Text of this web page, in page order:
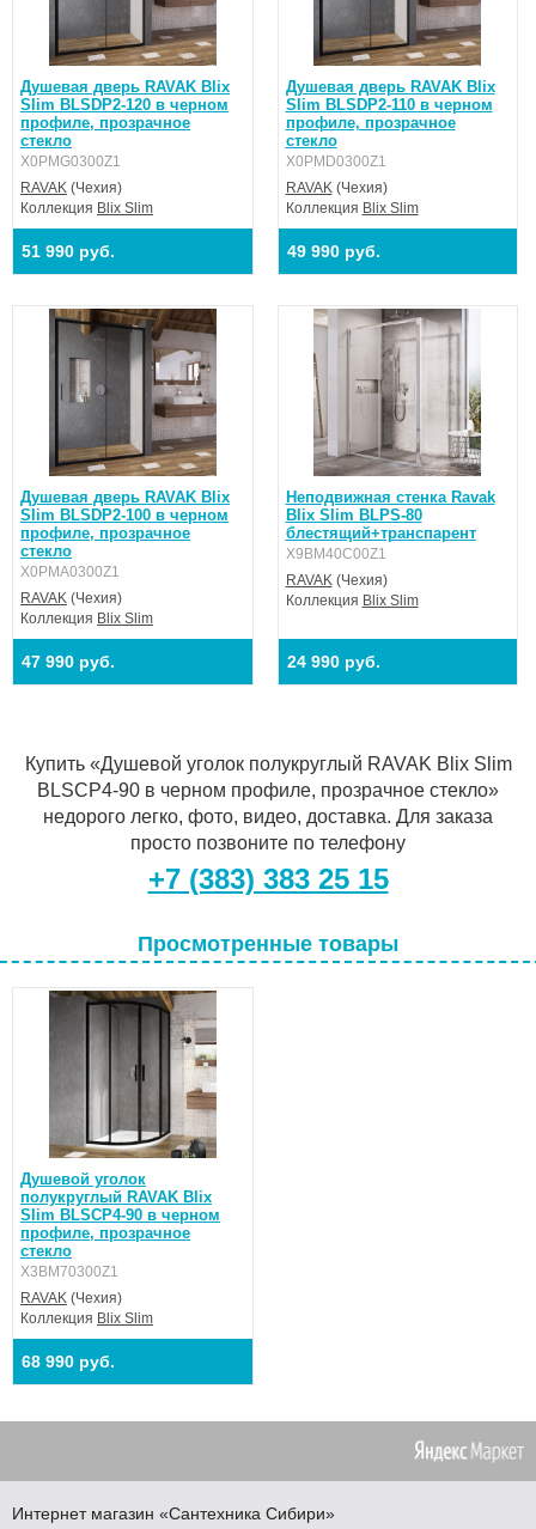
Душевая дверь RAVAK Blix
Slim BLSDP2-120 в черном
профиле, прозрачное
стекло
X0PMG0300Z1
RAVAK (Чехия)
Коллекция Blix Slim
51 990 руб.
Душевая дверь RAVAK Blix
Slim BLSDP2-110 в черном
профиле, прозрачное
стекло
X0PMD0300Z1
RAVAK(Чехия)
Коллекция Blix Slim
49 990 руб.
Душевая дверь RAVAK Blix
Slim BLSDP2-100 в черном
профиле, прозрачное
стекло
X0PMA0300Z1
RAVAK (Чехия)
Коллекция Blix Slim
47 990 руб.
Неподвижная стенка Ravak
Blix Slim BLPS-80
блестящий+транспарент
X9BM40C00Z1
RAVAK(Чехия)
Коллекция Blix Slim
24 990 руб.
Купить «Душевой уголок полукруглый RAVAK Blix Slim
BLSCP4-90 в черном профиле, прозрачное стекло»
недорого легко, фото, видео, доставка. Для заказа
просто позвоните по телефону
+7 (383) 383 25 15
Просмотренные товары
Душевой уголок
полукруглый RAVAK Blix
Slim BLSCP4-90 в черном
профиле, прозрачное
стекло
X3BM70300Z1
RAVAK (Чехия)
Коллекция Blix Slim
68 990 руб.
Интернет магазин «Сантехника Сибири»